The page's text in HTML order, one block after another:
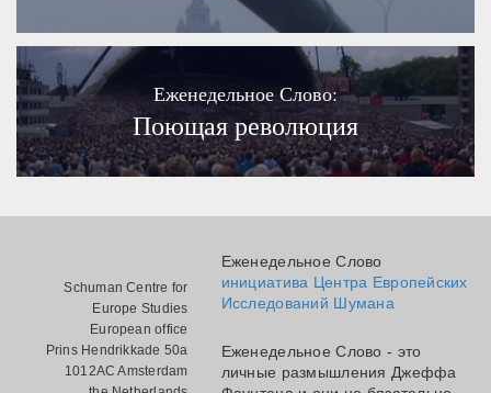
Еженедельное Слово:
Поющая революция
Schuman Centre for
Europe Studies
European office
Prins Hendrikkade 50a
1012AC Amsterdam
Еженедельное Слово
инициатива Центра Европейских
Исследований Шумана
Еженедельное Слово - это
личные размышления Джеффа